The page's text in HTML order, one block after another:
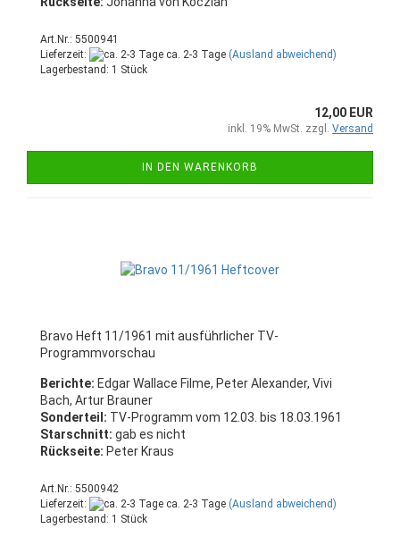
Art.Nr.: 5500941
Lieferzeit:
ca. 2-3 Tage (Ausland abweichend)
Lagerbestand: 1 Stück
12,00 EUR
inkl. 19% MwSt. zzgl. Versand
IN DEN WARENKORB
Bravo Heft 11/1961 mit ausführlicher TV-
Programmvorschau
Berichte: Edgar Wallace Filme, Peter Alexander, Vivi
Bach, Artur Brauner
Sonderteil: TV-Programm vom 12.03. bis 18.03.1961
Starschnitt: gab es nicht
Rückseite: Peter Kraus
Art.Nr.: 5500942
Lieferzeit:
ca. 2-3 Tage (Ausland abweichend)
Lagerbestand: 1 Stück